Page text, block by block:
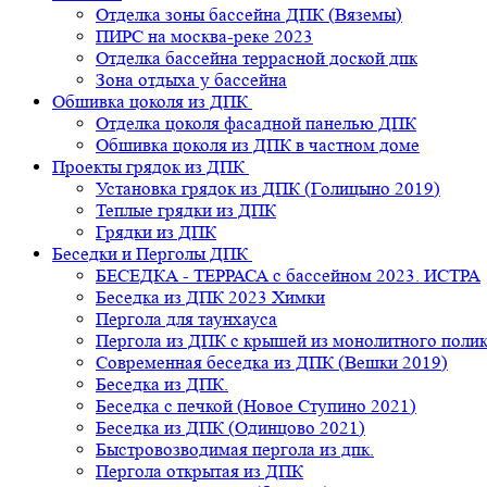
Отделка зоны бассейна ДПК (Вяземы)
ПИРС на москва-реке 2023
Отделка бассейна террасной доской дпк
Зона отдыха у бассейна
Обшивка цоколя из ДПК
Отделка цоколя фасадной панелью ДПК
Обшивка цоколя из ДПК в частном доме
Проекты грядок из ДПК
Установка грядок из ДПК (Голицыно 2019)
Теплые грядки из ДПК
Грядки из ДПК
Беседки и Перголы ДПК
БЕСЕДКА - ТЕРРАСА с бассейном 2023. ИСТРА
Беседка из ДПК 2023 Химки
Пергола для таунхауса
Пергола из ДПК с крышей из монолитного
Современная беседка из ДПК (Вешки 2019)
Беседка из ДПК.
Беседка с печкой (Новое Ступино 2021)
Беседка из ДПК (Одинцово 2021)
Быстровозводимая пергола из дпк.
Пергола открытая из ДПК